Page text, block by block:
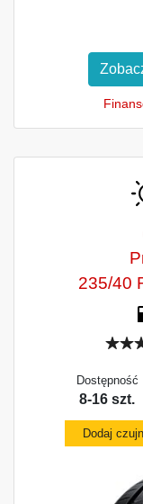
235/40
Dostępność
8-16 szt.
Dodaj